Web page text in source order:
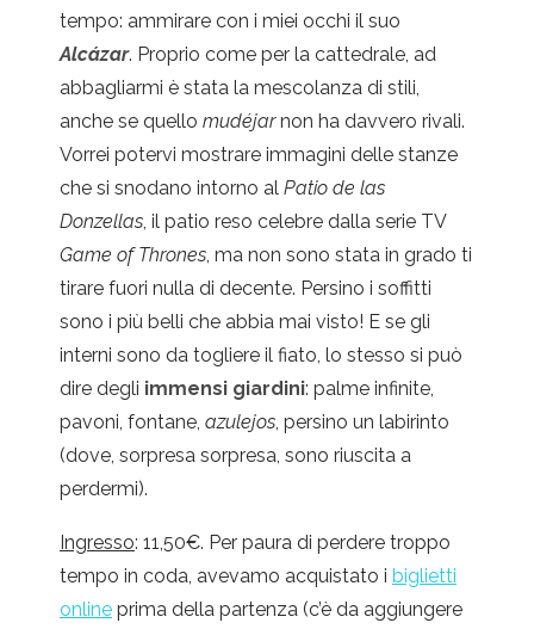
tempo: ammirare con i miei occhi il suo
Alcázar. Proprio come per la cattedrale, ad
abbagliarmi è stata la mescolanza di stili,
anche se quello mudéjarnon ha davvero rivali.
Vorrei potervi mostrare immagini delle stanze
che si snodano intorno al Patio de las
Donzellas, il patio reso celebre dalla serie TV
Game of Thrones, ma non sono stata in grado ti
tirare fuori nulla di decente. Persino i soffitti
sono i più belli che abbia mai visto! E se gli
interni sono da togliere il fiato, lo stesso si può
dire degli immensi giardini: palme infinite,
pavoni, fontane, azulejos, persino un labirinto
(dove, sorpresa sorpresa, sono riuscita a
perdermi).
Ingresso: 11,50€. Per paura di perdere troppo
tempo in coda, avevamo acquistato i biglietti
online prima della partenza (c’è da aggiungere